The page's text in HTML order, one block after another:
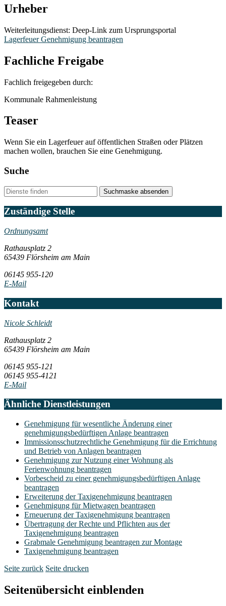
Urheber
Weiterleitungsdienst: Deep-Link zum Ursprungsportal
Lagerfeuer Genehmigung beantragen
Fachliche Freigabe
Fachlich freigegeben durch:
Kommunale Rahmenleistung
Teaser
Wenn Sie ein Lagerfeuer auf öffentlichen Straßen oder Plätzen
machen wollen, brauchen Sie eine Genehmigung.
Suche
Suchmaske absenden
Zuständige Stelle
Ordnungsamt
Rathausplatz 2
65439 Flörsheim am Main
06145 955-120
E-Mail
Kontakt
Nicole Schleidt
Rathausplatz 2
65439 Flörsheim am Main
06145 955-121
06145 955-4121
E-Mail
Ähnliche Dienstleistungen
Genehmigung für wesentliche Änderung einer
genehmigungsbedürftigen Anlage beantragen
Immissionsschutzrechtliche Genehmigung für die Errichtung
und Betrieb von Anlagen beantragen
Genehmigung zur Nutzung einer Wohnung als
Ferienwohnung beantragen
Vorbescheid zu einer genehmigungsbedürftigen Anlage
beantragen
Erweiterung der Taxigenehmigung beantragen
Genehmigung für Mietwagen beantragen
Erneuerung der Taxigenehmigung beantragen
Übertragung der Rechte und Pflichten aus der
Taxigenehmigung beantragen
Grabmale Genehmigung beantragen zur Montage
Taxigenehmigung beantragen
Seite zurück Seite drucken
Seitenübersicht einblenden